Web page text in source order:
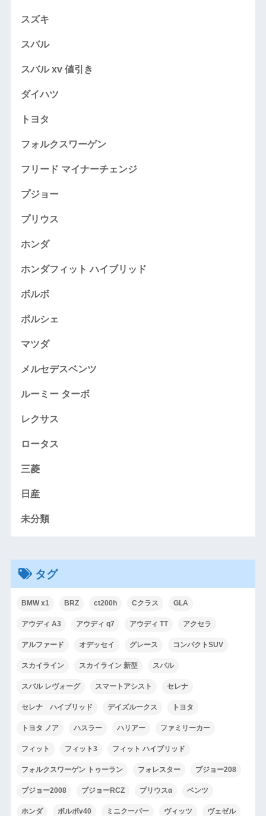
スズキ
スバル
スバル xv 値引き
ダイハツ
トヨタ
フォルクスワーゲン
フリード マイナーチェンジ
プジョー
プリウス
ホンダ
ホンダフィット ハイブリッド
ボルボ
ポルシェ
マツダ
メルセデスベンツ
ルーミー ターボ
レクサス
ロータス
三菱
日産
未分類
タグ
BMW x1 BRZ ct200h Cクラス GLA
アウディ A3 アウディ q7 アウディ TT アクセラ
アルファード オデッセイ グレース コンパクトSUV
スカイライン スカイライン 新型 スバル
スバル レヴォーグ スマートアシスト セレナ
セレナ ハイブリッド デイズルークス トヨタ
トヨタ ノア ハスラー ハリアー ファミリーカー
フィット フィット3 フィット ハイブリッド
フォルクスワーゲン トゥーラン フォレスター プジョー208
プジョー2008 プジョーRCZ プリウスα ベンツ
ホンダ ボルボv40 ミニクーパー ヴィッツ ヴェゼル